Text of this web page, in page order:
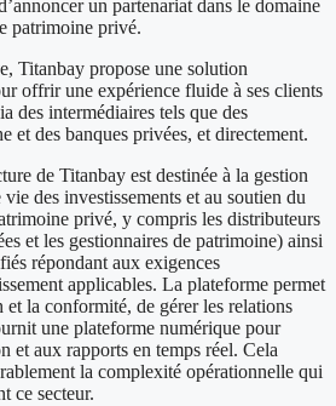
un partenariat dans le domaine
patrimoine privé.
Titanbay propose une solution
offrir une expérience fluide à ses clients
des intermédiaires tels que des
et des banques privées, et directement.
de Titanbay est destinée à la gestion
des investissements et au soutien du
privé, y compris les distributeurs
et les gestionnaires de patrimoine) ainsi
répondant aux exigences
applicables. La plateforme permet
et la conformité, de gérer les relations
une plateforme numérique pour
et aux rapports en temps réel. Cela
la complexité opérationnelle qui
ce secteur.